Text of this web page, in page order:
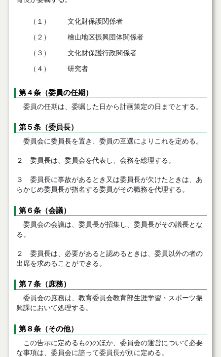
（１） 文化財保護関係者
（２） 檜山地区振興団体関係者
（３） 文化財保護行政関係者
（４） 研究者
第４条（委員の任期）
委員の任期は、委嘱した日から計画策定の日までとする。
第５条（委員長）
委員会に委員長を置き、委員の互選によりこれを定める。
２ 委員長は、委員会を代表し、会務を総理する。
３ 委員長に事故があるとき又は委員長が欠けたときは、あ
らかじめ委員長が指名する委員がその職務を代理する。
第６条（会議）
委員会の会議は、委員長が招集し、委員長がその議長とな
る。
２ 委員長は、必要があると認めるときは、委員以外の者の
出席を求めることができる。
第７条（庶務）
委員会の庶務は、教育委員会教育部生涯学習・スポーツ振
興課において処理する。
第８条（その他）
この告示に定めるもののほか、委員会の運営について必要
な事項は、委員会に諮って委員長が別に定める。